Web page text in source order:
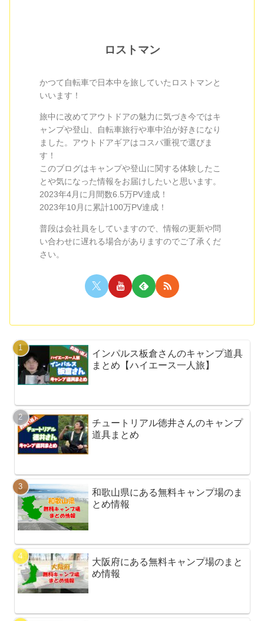
ロストマン
かつて自転車で日本中を旅していたロストマンと
いいます！
旅中に改めてアウトドアの魅力に気づき今ではキ
ャンプや登山、自転車旅行や車中泊が好きになり
ました。アウトドアギアはコスパ重視で選びま
す！
このブログはキャンプや登山に関する体験したこ
とや気になった情報をお届けしたいと思います。
2023年4月に月間数6.5万PV達成！
2023年10月に累計100万PV達成！
普段は会社員をしていますので、情報の更新や問
い合わせに遅れる場合がありますのでご了承くだ
さい。
インパルス板倉さんのキャンプ道具
まとめ【ハイエース一人旅】
チュートリアル徳井さんのキャンプ
道具まとめ
和歌山県にある無料キャンプ場のま
とめ情報
大阪府にある無料キャンプ場のまと
め情報